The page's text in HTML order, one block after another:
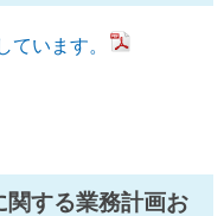
ています。
関する業務計画お